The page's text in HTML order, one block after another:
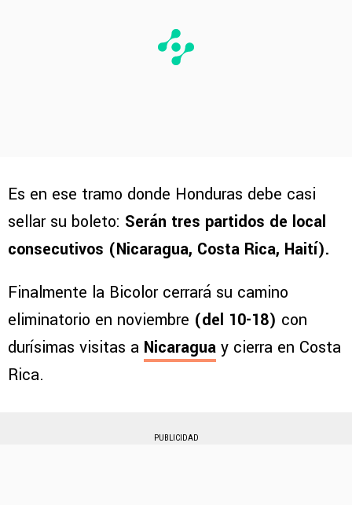
Es en ese tramo donde Honduras debe casi
sellar su boleto: Serán tres partidos de local
consecutivos (Nicaragua, Costa Rica, Haití).
Finalmente la Bicolor cerrará su camino
eliminatorio en noviembre (del 10-18) con
durísimas visitas a Nicaragua y cierra en Costa
Rica.
PUBLICIDAD